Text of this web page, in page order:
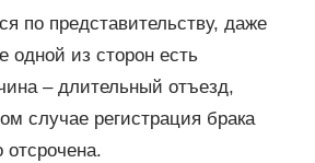
по представительству, даже
одной из сторон есть
– длительный отъезд,
случае регистрация брака
отсрочена.